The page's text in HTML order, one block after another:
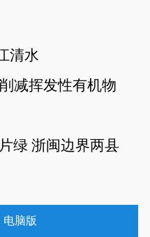
清水
减挥发性有机物
绿 浙闽边界两县
电脑版